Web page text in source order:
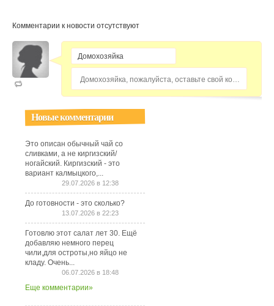
Комментарии к новости отсутствуют
Домохозяйка, пожалуйста, оставьте свой комментарий...
Новые комментарии
Это описан обычный чай со
сливками, а не киргизский/
ногайский. Киргизский - это
вариант калмыцкого,...
29.07.2026 в 12:38
До готовности - это сколько?
13.07.2026 в 22:23
Готовлю этот салат лет 30. Ещё
добавляю немного перец
чили,для остроты,но яйцо не
кладу. Очень...
06.07.2026 в 18:48
Еще комментарии»